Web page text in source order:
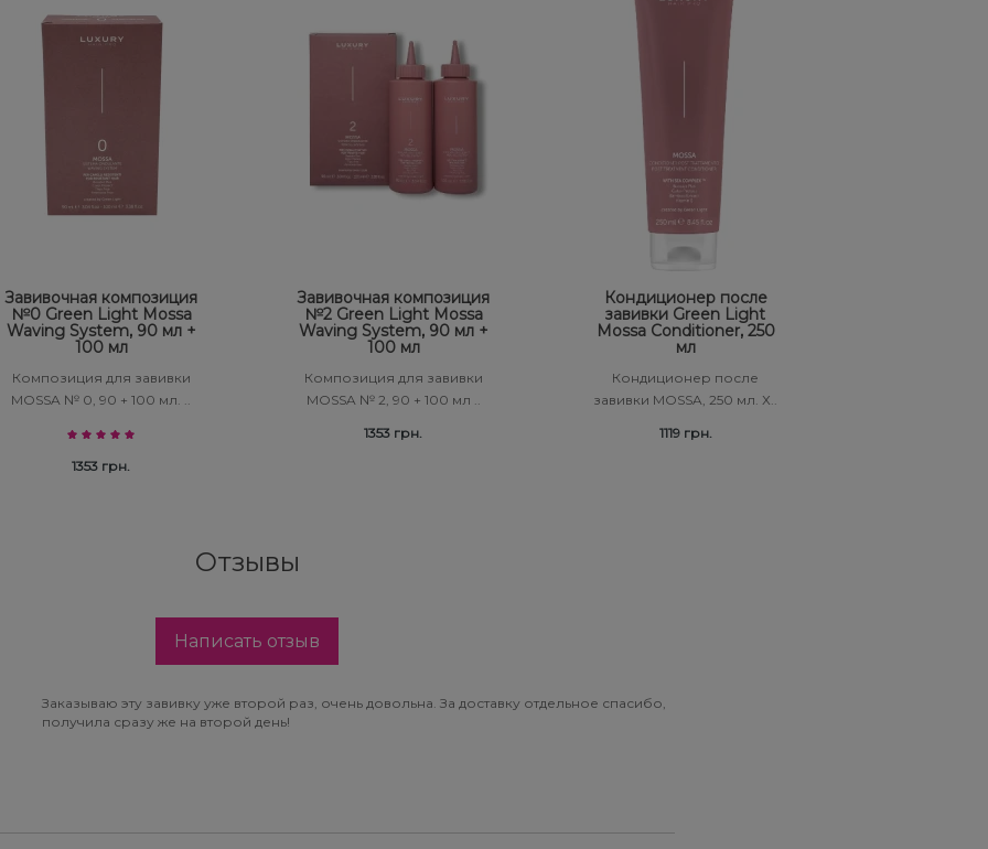
Завивочная композиция
№0 Green Light Mossa
Waving System, 90 мл +
100 мл
Композиция для завивки
MOSSA № 0, 90 + 100 мл. ..
1353 грн.
Завивочная композиция
№2 Green Light Mossa
Waving System, 90 мл +
100 мл
Композиция для завивки
MOSSA № 2, 90 + 100 мл ..
1353 грн.
Кондиционер после
завивки Green Light
Mossa Conditioner, 250
мл
Кондиционер после
завивки MOSSA, 250 мл. Х..
1119 грн.
Отзывы
Написать отзыв
Заказываю эту завивку уже второй раз, очень довольна. За доставку отдельное спасибо,
получила сразу же на второй день!